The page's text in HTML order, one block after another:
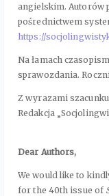
angielskim. Autorów
pośrednictwem
https://
Na łamach
sprawozdania.
Z wyrazami
Redakcja
Dear Authors,
We would like to
for the 40th issue of